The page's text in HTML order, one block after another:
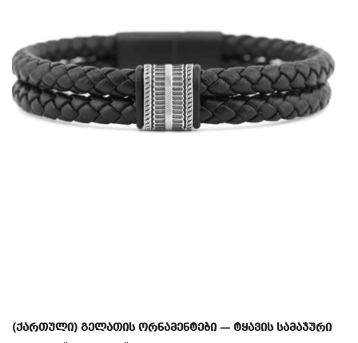
(ქართული) გელათის ორნამენტები — ტყავის სამაჯური